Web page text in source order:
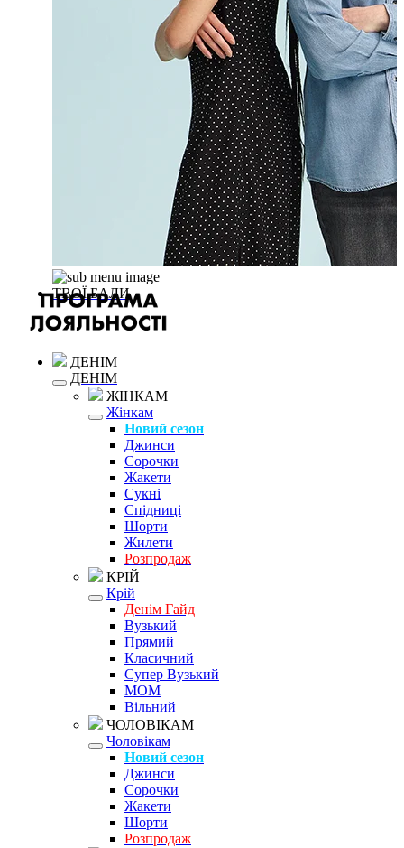
ТВОЇ БАЛИ
ДЕНІМ
ДЕНІМ
ЖІНКАМ
Жінкам
Новий сезон
Джинси
Сорочки
Жакети
Сукні
Спідниці
Шорти
Жилети
Розпродаж
КРІЙ
Крій
Денім Гайд
Вузький
Прямий
Класичний
Супер Вузький
MOM
Вільний
ЧОЛОВІКАМ
Чоловікам
Новий сезон
Джинси
Сорочки
Жакети
Шорти
Розпродаж